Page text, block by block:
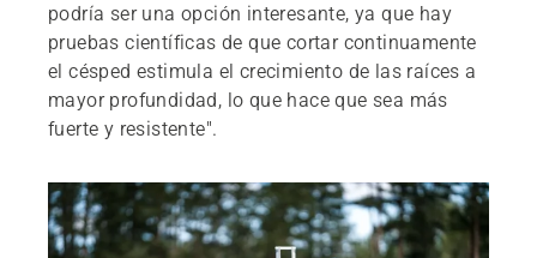
podría ser una opción interesante, ya que hay
pruebas científicas de que cortar continuamente
el césped estimula el crecimiento de las raíces a
mayor profundidad, lo que hace que sea más
fuerte y resistente".